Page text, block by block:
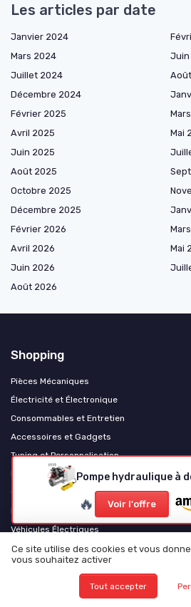
Pompe hydraulique à
🔥 Voir l'offre
Les articles par date
Janvier 2024
Mars 2024
Juin
Juillet 2024
Décembre 2024
Février 2025
Avril 2025
Mai
Juin 2025
Août 2025
Octobre 2025
Décembre 2025
Février 2026
Avril 2026
Mai
Juin 2026
Août 2026
Shopping
Pièces Mécaniques
Électricité et Électronique
Consommables et Entretien
Accessoires et Gadgets
Tuning et Personnalisation
Motos et Scooters
Camping-Cars et Vans Aménagés
Poids Lourds et Utilitaires
Véhicules Électriques
Levage et équipement d'atelier
Ce site utilise des cookies et vous
vous souhaitez activer
Tout accepter